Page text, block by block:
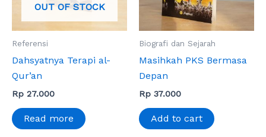
OUT OF STOCK
Referensi
Dahsyatnya Terapi al-
Qur’an
Rp 27.000
Read more
Biografi dan Sejarah
Masihkah PKS Bermasa
Depan
Rp 37.000
Add to cart